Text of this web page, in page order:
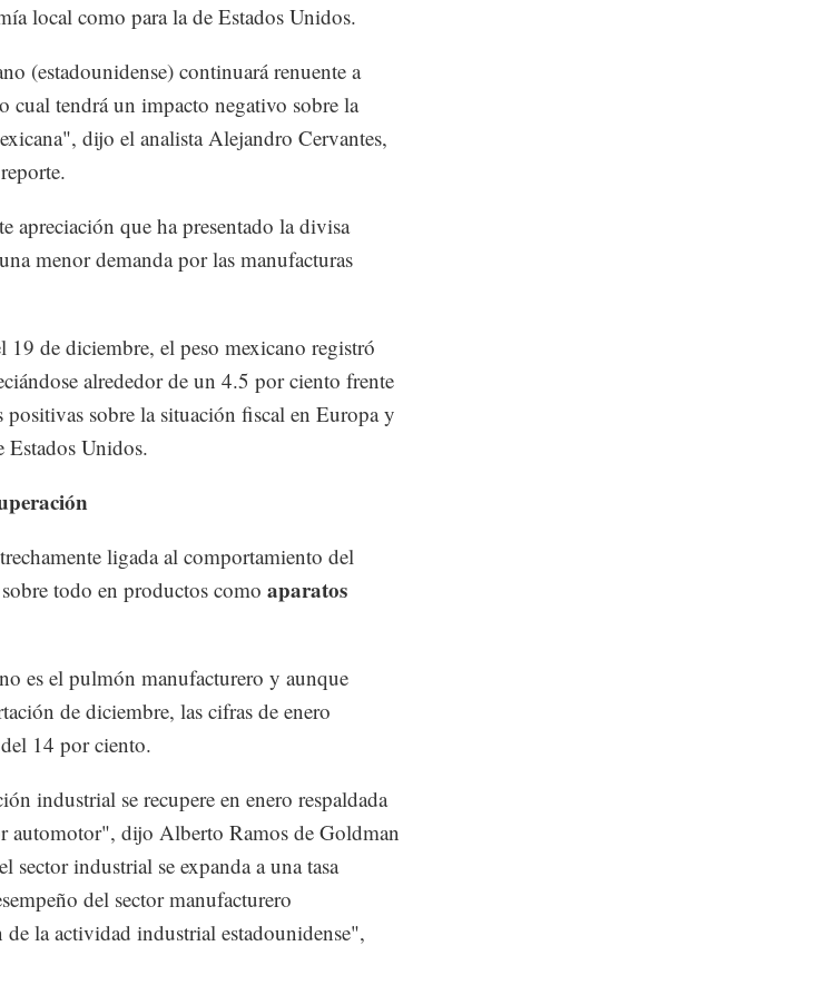
local como para la de Estados Unidos.
(estadounidense) continuará renuente a
cual tendrá un impacto negativo sobre la
dijo el analista Alejandro Cervantes,
apreciación que ha presentado la divisa
menor demanda por las manufacturas
de diciembre, el peso mexicano registró
alrededor de un 4.5 por ciento frente
sobre la situación fiscal en Europa y
Estados Unidos.
ligada al comportamiento del
todo en productos como aparatos
es el pulmón manufacturero y aunque
de diciembre, las cifras de enero
14 por ciento.
industrial se recupere en enero respaldada
automotor", dijo Alberto Ramos de Goldman
sector industrial se expanda a una tasa
del sector manufacturero
la actividad industrial estadounidense",